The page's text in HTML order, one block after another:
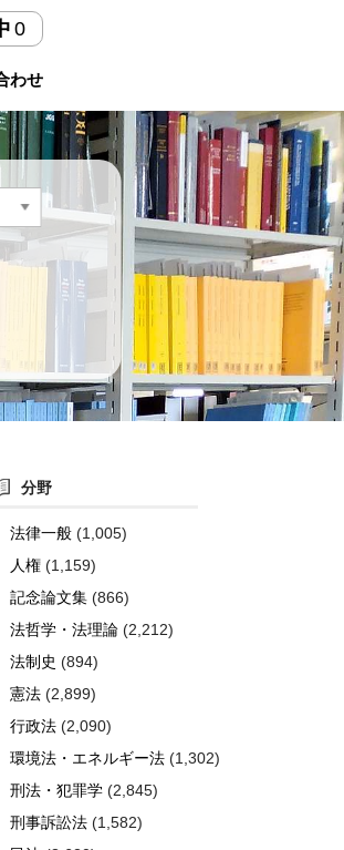
0
わせ
分野
法律一般 (1,005)
人権 (1,159)
記念論文集 (866)
法哲学・法理論 (2,212)
法制史 (894)
憲法 (2,899)
行政法 (2,090)
環境法・エネルギー法 (1,302)
刑法・犯罪学 (2,845)
刑事訴訟法 (1,582)